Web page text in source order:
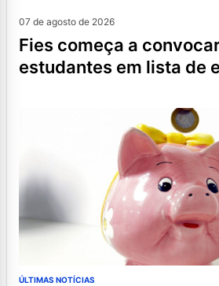
07 de agosto de 2026
fies começa a convocar nesta sexta
estudantes em lista de
ÚLTIMAS NOTÍCIAS